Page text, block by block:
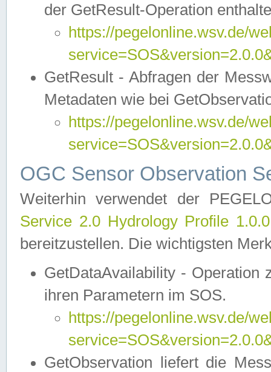
der GetResult-Operation
https://pegelonline.wsv.de/
GetResult - Abfragen der
Metadaten wie bei
https://pegelonline.wsv.de/
OGC Sensor Observation
Weiterhin verwendet der
Service 2.0 Hydrology Profile
bereitzustellen. Die wichtigsten
GetDataAvailability - Operation
ihren Parametern im SOS.
https://pegelonline.wsv.de/
GetObservation liefert die